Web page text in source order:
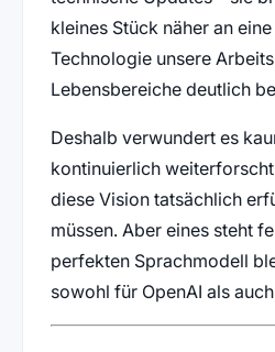
kleines Stück näher an
Technologie unsere
Lebensbereiche deutlich
Deshalb verwundert es
kontinuierlich
diese Vision tatsächlich
müssen. Aber eines steht
perfekten Sprachmodell
sowohl für OpenAI als